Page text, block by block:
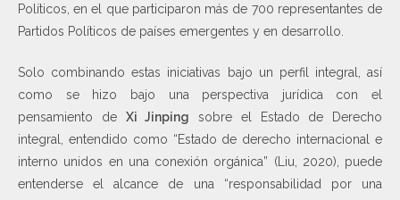
Políticos, en el que participaron más de 700 representantes de
Partidos Políticos de países emergentes y en desarrollo.
Solo combinando estas iniciativas bajo un perfil integral, así
como se hizo bajo una perspectiva jurídica con el
pensamiento de Xi Jinping sobre el Estado de Derecho
integral, entendido como “Estado de derecho internacional e
interno unidos en una conexión orgánica” (Liu, 2020), puede
entenderse el alcance de una “responsabilidad por una